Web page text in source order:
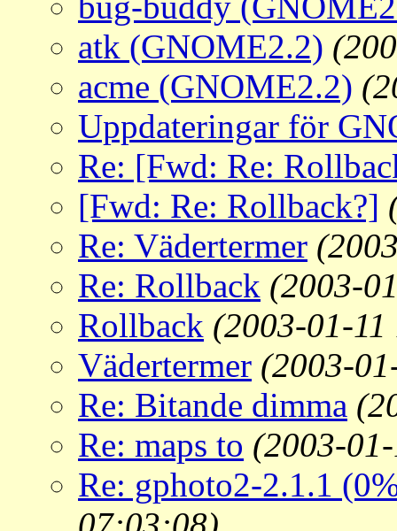
atk (GNOME2.2)
acme (GNOME2.2)
Uppdateringar för
Re: [Fwd: Re:
[Fwd: Re: Rollback?]
Re: Vädertermer
Re: Rollback (2003-
Rollback (2003-01-
Vädertermer (2003-
Re: Bitande dimma
Re: maps to (2003-
Re: gphoto2-2.1.1